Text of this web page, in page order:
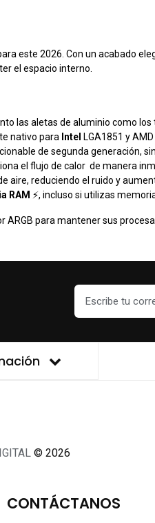
este 2026. Con un acabado
el espacio interno.
las aletas de aluminio como
nativo para Intel LGA1851 y AMD
de segunda generación,
el flujo de calor de manera
reduciendo el ruido y
RAM ⚡, incluso si utilizas
para mantener sus
© 2026
CONTÁCTANOS